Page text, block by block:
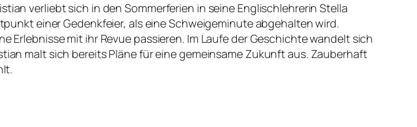
verliebt sich in den Sommerferien in seine Englischlehrerin Stella
einer Gedenkfeier, als eine Schweigeminute abgehalten wird.
Erlebnisse mit ihr Revue passieren. Im Laufe der Geschichte wandelt sich
malt sich bereits Pläne für eine gemeinsame Zukunft aus. Zauberhaft